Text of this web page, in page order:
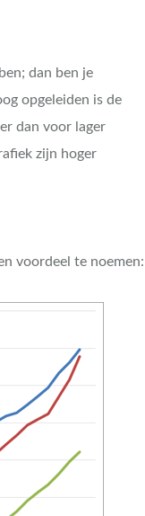
dan ben je
opgeleiden is de
dan voor lager
zijn hoger
voordeel te noemen: